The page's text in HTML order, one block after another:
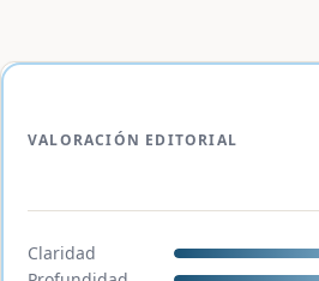
VALORACIÓN EDITORIAL
Claridad